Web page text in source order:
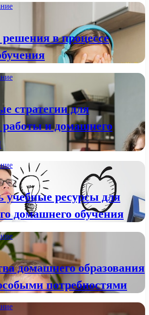
в процессе
стратегии для
и домашнего
учебные ресурсы для
домашнего обучения
домашнего образования
потребностями